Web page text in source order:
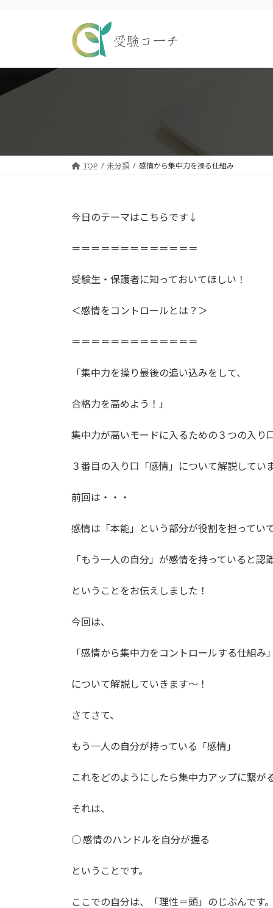
ツ
ス
シ
ン
TOP 未分類 感情から集中力を操る仕組み
今日のテーマはこちらです↓
＝＝＝＝＝＝＝＝＝＝＝＝＝
受験生・保護者に知っておいてほしい！
＜感情をコントロールとは？＞
＝＝＝＝＝＝＝＝＝＝＝＝＝
「集中力を操り最後の追い込みをして、
合格力を高めよう！」
集中力が高いモードに入るための３つの入り口
３番目の入り口「感情」について解説していま
前回は・・・
感情は「本能」という部分が役割を担っていて
「もう一人の自分」が感情を持っていると認
ということをお伝えしました！
今回は、
「感情から集中力をコントロールする仕組み」
について解説していきます〜！
さてさて、
もう一人の自分が持っている「感情」
これをどのようにしたら集中力アップに繋が
それは、
○ 感情のハンドルを自分が握る
ということです。
ここでの自分は、「理性＝頭」のじぶんです。